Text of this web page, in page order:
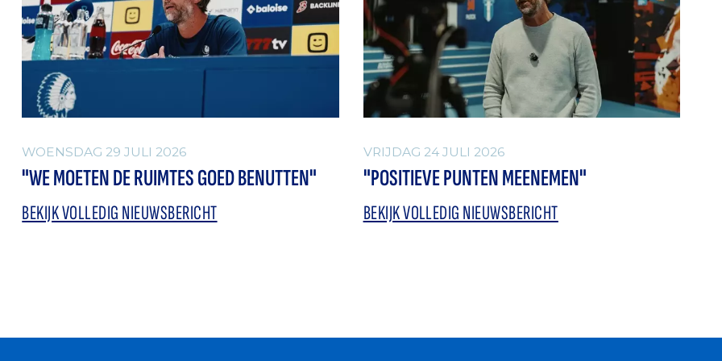
WOENSDAG 29 JULI 2026
"WE MOETEN DE RUIMTES GOED BENUTTEN"
BEKIJK VOLLEDIG NIEUWSBERICHT
VRIJDAG 24 JULI 2026
"POSITIEVE PUNTEN MEENEMEN"
BEKIJK VOLLEDIG NIEUWSBERICHT